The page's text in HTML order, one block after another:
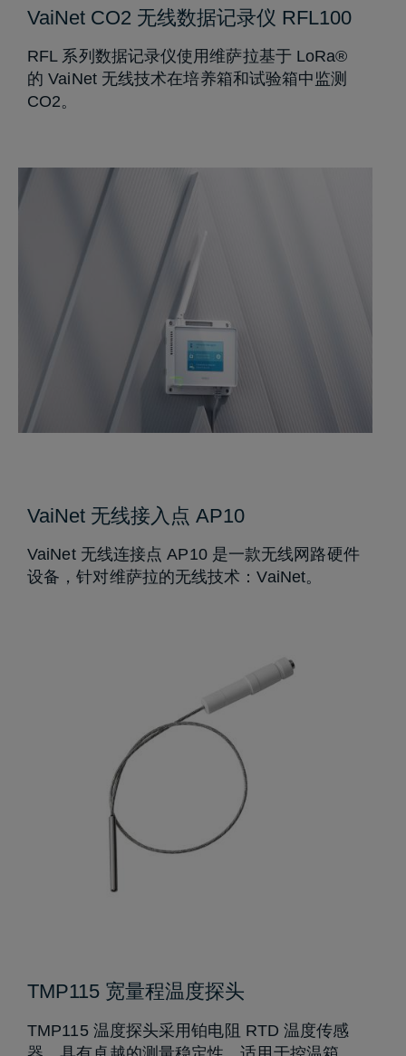
VaiNet CO2 无线数据记录仪 RFL100
RFL 系列数据记录仪使用维萨拉基于 LoRa®
的 VaiNet 无线技术在培养箱和试验箱中监测
CO2。
VaiNet 无线接入点 AP10
VaiNet 无线连接点 AP10 是一款无线网路硬件
设备，针对维萨拉的无线技术：VaiNet。
TMP115 宽量程温度探头
TMP115 温度探头采用铂电阻 RTD 温度传感